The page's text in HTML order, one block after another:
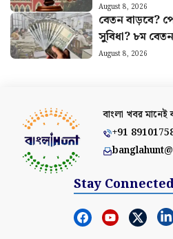
August 8, 2026
বেতন বাড়বে?
সুবিধা? ৮ম
বাড়ছে আশা
August 8, 2026
বাংলা খবর মানেই
+91
Stay